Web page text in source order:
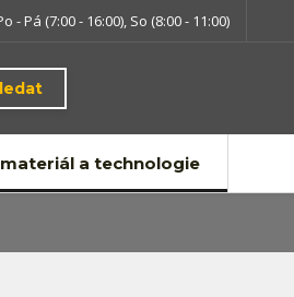
- Pá (7:00 - 16:00), So (8:00 - 11:00)
a technologie